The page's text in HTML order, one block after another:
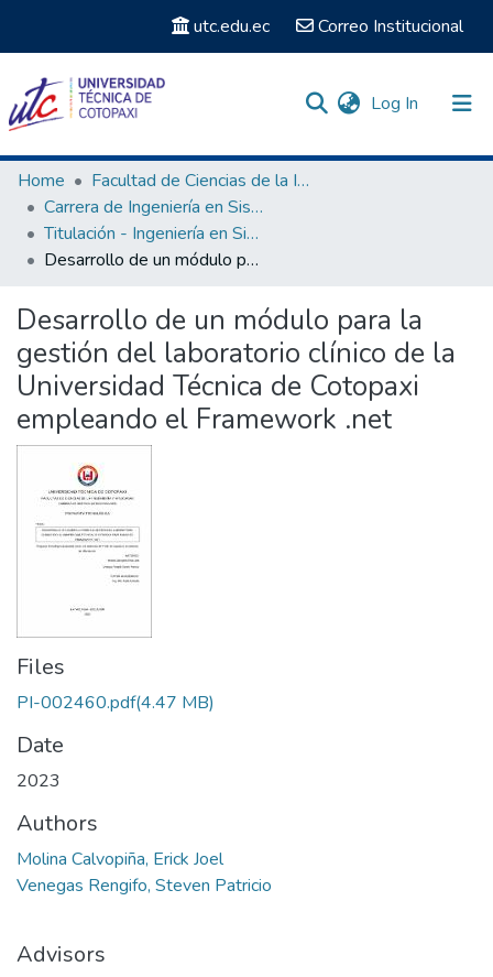
utc.edu.ec Correo Institucional
Log In (current)
Communities & Collections
Search
Statistics
Home
Facultad de Ciencias de la Ingeniería y Aplicadas
Carrera de Ingeniería en Sistemas de Información
Titulación - Ingeniería en Sistemas de Información
Desarrollo de un módulo para la gestión del laboratorio clínico de la Universidad Técnica de Cotopaxi empleando el Framework .net
Desarrollo de un módulo para la
gestión del laboratorio clínico de la
Universidad Técnica de Cotopaxi
empleando el Framework .net
Files
PI-002460.pdf(4.47 MB)
Date
2023
Authors
Molina Calvopiña, Erick Joel
Venegas Rengifo, Steven Patricio
Advisors